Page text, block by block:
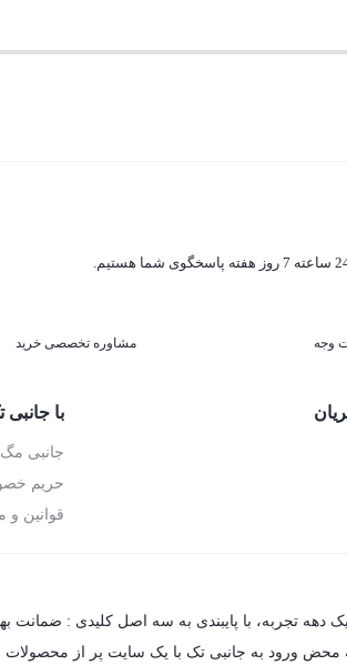
وجه مشاوره تخصصی خرید
با جانبی
جانبی مگ
حریم
قوانین و
دهه تجربه، با پایبندی به سه اصل کلیدی :
محض ورود به جانبی تک با یک سایت پر از محصولات